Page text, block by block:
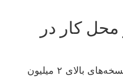
کار در
خون‌گیری در منزل یا محل کار برای نسخه‌های بالای ۲ میلیون